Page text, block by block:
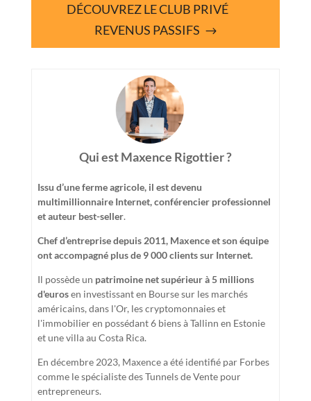
DÉCOUVREZ LE CLUB PRIVÉ
REVENUS PASSIFS
Qui est Maxence Rigottier ?
Issu d’une ferme agricole, il est devenu
multimillionnaire Internet, conférencier professionnel
et auteur best-seller.
Chef d’entreprise depuis 2011, Maxence et son équipe
ont accompagné plus de 9 000 clients sur Internet.
Il possède un patrimoine net supérieur à 5 millions
d'eurosen investissant en Bourse sur les marchés
américains, dans l'Or, les cryptomonnaies et
l'immobilier en possédant 6 biens à Tallinn en Estonie
et une villa au Costa Rica.
En décembre 2023, Maxence a été identifié par Forbes
comme le spécialiste des Tunnels de Vente pour
entrepreneurs.